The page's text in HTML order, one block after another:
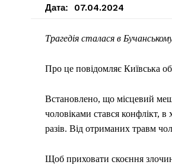
Дата: 07.04.2024
Трагедія сталася в
Про це повідомляє Київська
Встановлено, що місцевий
чоловіками стався конфлікт,
разів. Від отриманих травм
Щоб приховати скоєння